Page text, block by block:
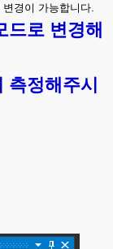
경이 가능합니다.
드로 변경해
측정해주시